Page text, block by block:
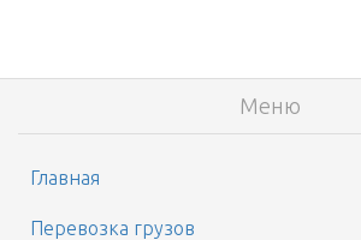
Меню
Главная
Перевозка грузов